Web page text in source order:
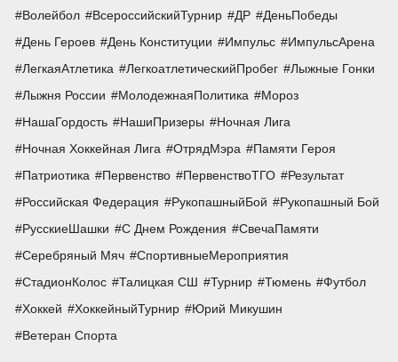
Волейбол
ВсероссийскийТурнир ДР
ДеньПобеды
День Героев
День Конституции Импульс
ИмпульсАрена
ЛегкаяАтлетика
ЛегкоатлетическийПробег
Лыжные Гонки
Лыжня России
МолодежнаяПолитика
Мороз
НашаГордость
НашиПризеры
Ночная Лига
Ночная Хоккейная Лига
ОтрядМэра
Памяти Героя
Патриотика
Первенство ПервенствоТГО
Результат
Российская Федерация
РукопашныйБой
Рукопашный Бой
РусскиеШашки
С Днем Рождения
СвечаПамяти
Серебряный Мяч
СпортивныеМероприятия
СтадионКолос
Талицкая СШ Турнир Тюмень
Футбол
Хоккей
ХоккейныйТурнир
Юрий Микушин
Ветеран Спорта